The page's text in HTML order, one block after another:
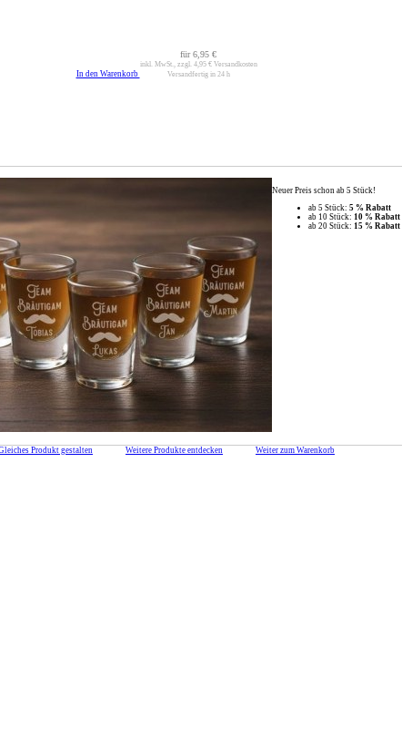
In den Warenkorb
für6,95 €
inkl. MwSt., zzgl. 4,95 €Versandkosten
Versandfertig in 24 h
Neuer Preis schon ab 5 Stück!
ab 5 Stück: 5 % Rabatt
ab 10 Stück: 10 % Rabatt
ab 20 Stück: 15 % Rabatt
Produkt gestalten Weitere Produkte entdecken Weiter zum Warenkorb